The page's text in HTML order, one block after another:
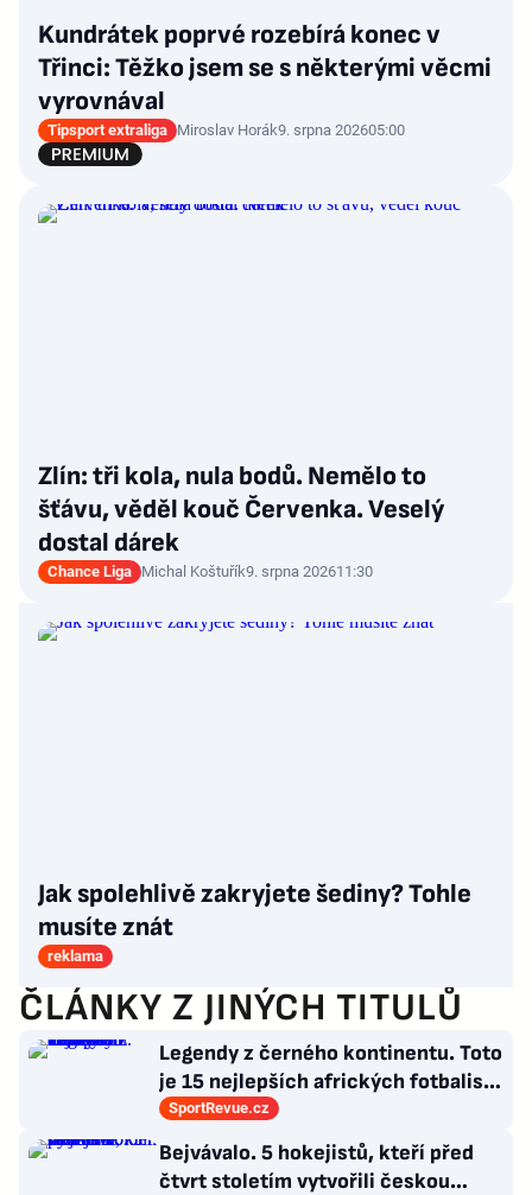
Kundrátek poprvé rozebírá konec v
Třinci: Těžko jsem se s některými věcmi
vyrovnával
Tipsport extraliga Miroslav Horák9. srpna 202605:00
Zlín: tři kola, nula bodů. Nemělo to
šťávu, věděl kouč Červenka. Veselý
dostal dárek
Chance Liga Michal Koštuřík9. srpna 202611:30
Jak spolehlivě zakryjete šediny? Tohle
musíte znát
reklama
ČLÁNKY Z JINÝCH TITULŮ
Legendy z černého kontinentu. Toto
je 15 nejlepších afrických fotbalistů
všech dob
SportRevue.cz
Bejvávalo. 5 hokejistů, kteří před
čtvrt stoletím vytvořili českou